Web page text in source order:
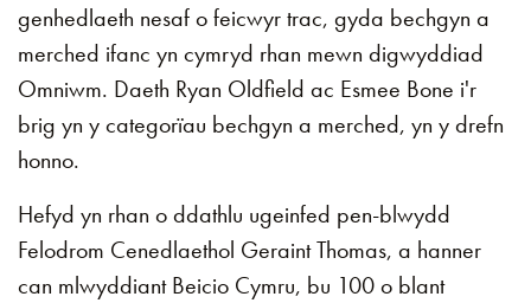
genhedlaeth nesaf o feicwyr trac, gyda bechgyn a
merched ifanc yn cymryd rhan mewn digwyddiad
Omniwm. Daeth Ryan Oldfield ac Esmee Bone i'r
brig yn y categorïau bechgyn a merched, yn y drefn
honno.
Hefyd yn rhan o ddathlu ugeinfed pen-blwydd
Felodrom Cenedlaethol Geraint Thomas, a hanner
can mlwyddiant Beicio Cymru, bu 100 o blant